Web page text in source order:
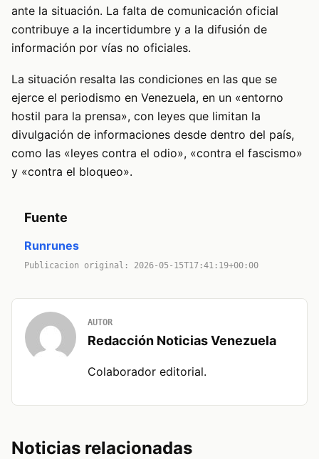
ante la situación. La falta de comunicación oficial
contribuye a la incertidumbre y a la difusión de
información por vías no oficiales.
La situación resalta las condiciones en las que se
ejerce el periodismo en Venezuela, en un «entorno
hostil para la prensa», con leyes que limitan la
divulgación de informaciones desde dentro del país,
como las «leyes contra el odio», «contra el fascismo»
y «contra el bloqueo».
Fuente
Runrunes
Publicacion original: 2026-05-15T17:41:19+00:00
AUTOR
Redacción Noticias Venezuela
Colaborador editorial.
Noticias relacionadas